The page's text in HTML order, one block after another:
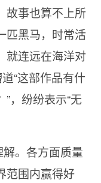
故事也算不上所
匹黑马，时常活
就连远在海洋对
“这部作品有什
，纷纷表示“无
。各方面质量
范围内赢得好